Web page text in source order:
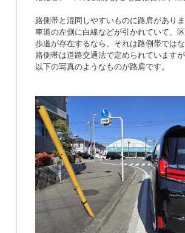
路側帯と混同しやすいものに路肩がありま
車道の左側に白線などが引かれていて、
歩道が存在するなら、それは路側帯ではな
路側帯は道路交通法で定められています
以下の写真のようなものが路肩です。